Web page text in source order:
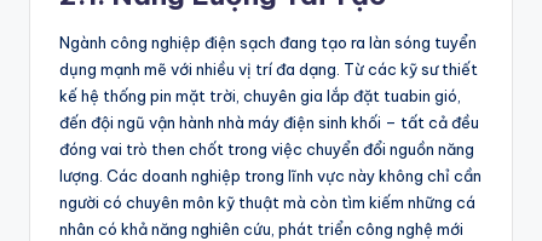
Ngành công nghiệp điện sạch đang tạo ra làn sóng tuyển
dụng mạnh mẽ với nhiều vị trí đa dạng. Từ các kỹ sư thiết
kế hệ thống pin mặt trời, chuyên gia lắp đặt tuabin gió,
đến đội ngũ vận hành nhà máy điện sinh khối – tất cả đều
đóng vai trò then chốt trong việc chuyển đổi nguồn năng
lượng. Các doanh nghiệp trong lĩnh vực này không chỉ cần
người có chuyên môn kỹ thuật mà còn tìm kiếm những cá
nhân có khả năng nghiên cứu, phát triển công nghệ mới